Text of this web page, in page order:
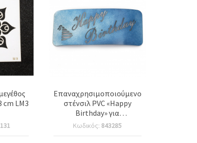
cm LM3
Επαναχρησιμοποιούμενο
στένσιλ PVC «Happy
Birthday» για
χειροτεχνίες & DIY,
Μέγεθος εκτύπωσης: 12x5
Κωδικός: 843285